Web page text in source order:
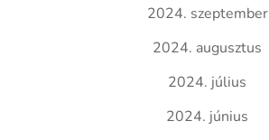
2024. szeptember
2024. augusztus
2024. július
2024. június